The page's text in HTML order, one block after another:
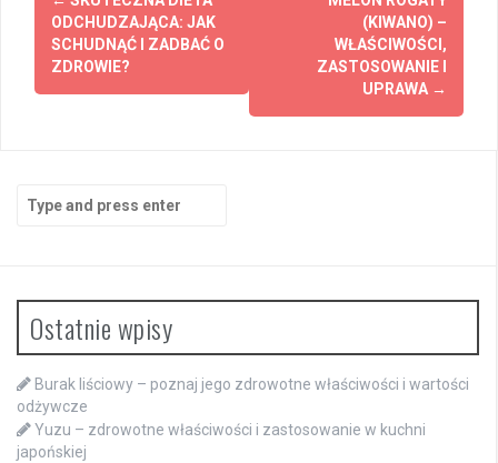
navigation
ODCHUDZAJĄCA: JAK
SCHUDNĄĆ I ZADBAĆ O
ZDROWIE?
(KIWANO) –
WŁAŚCIWOŚCI,
ZASTOSOWANIE I
UPRAWA →
Search
for:
Ostatnie wpisy
Burak liściowy – poznaj jego zdrowotne właściwości i wartości
odżywcze
Yuzu – zdrowotne właściwości i zastosowanie w kuchni
japońskiej